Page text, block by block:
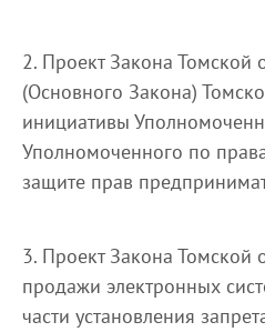
2. Проект Закона Томской
(Основного Закона)
инициативы
Уполномоченного по
защите прав
3. Проект Закона Томской
продажи электронных
части установления